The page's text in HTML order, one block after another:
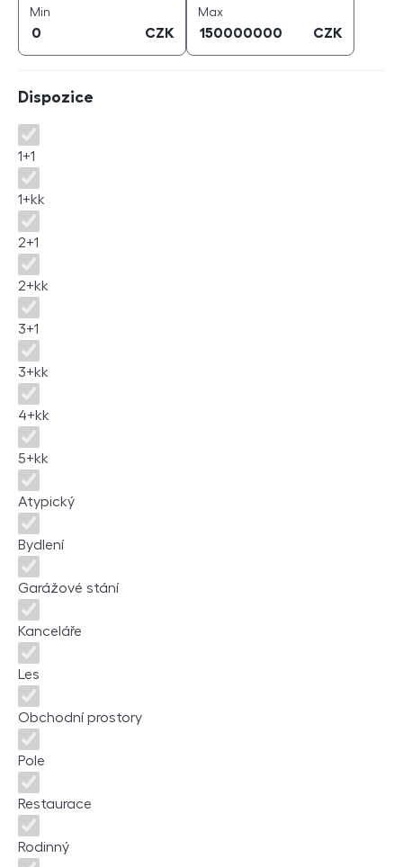
Min
CZK
Maxcena (
CZK
Dispozice
Dispozice
1+1
1+kk
2+1
2+kk
3+1
3+kk
4+kk
5+kk
Atypický
Bydlení
Garážové stání
Kanceláře
Les
Obchodní prostory
Pole
Restaurace
Rodinný